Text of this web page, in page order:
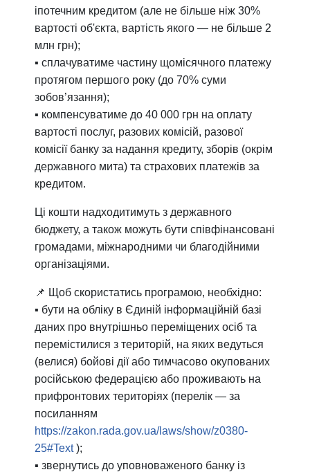
іпотечним кредитом (але не більше ніж 30%
вартості об'єкта, вартість якого — не більше 2
млн грн);
▪️ сплачуватиме частину щомісячного платежу
протягом першого року (до 70% суми
зобов’язання);
▪️ компенсуватиме до 40 000 грн на оплату
вартості послуг, разових комісій, разової
комісії банку за надання кредиту, зборів (окрім
державного мита) та страхових платежів за
кредитом.
Ці кошти надходитимуть з державного
бюджету, а також можуть бути співфінансовані
громадами, міжнародними чи благодійними
організаціями.
📌 Щоб скористатись програмою, необхідно:
▪️ бути на обліку в Єдиній інформаційній базі
даних про внутрішньо переміщених осіб та
перемістилися з територій, на яких ведуться
(велися) бойові дії або тимчасово окупованих
російською федерацією або проживають на
прифронтових територіях (перелік — за
посиланням
https://zakon.rada.gov.ua/laws/show/z0380-
25#Text);
▪️ звернутись до уповноваженого банку із